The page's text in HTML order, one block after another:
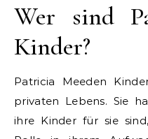
Wer sind
Kinder?
Patricia Meeden
privaten Lebens. Sie
ihre Kinder für sie